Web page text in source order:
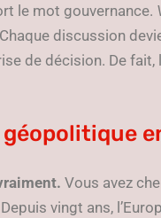
le mot gouvernance.
Chaque discussion
de décision. De
Vous avez
vingt ans,